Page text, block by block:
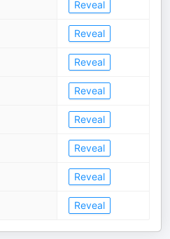
Reveal
Reveal
Reveal
Reveal
Reveal
Reveal
Reveal
Reveal